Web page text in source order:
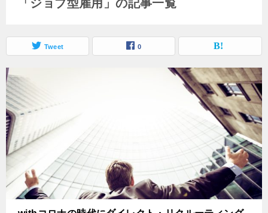
「ジョブ型雇用」の記事一覧
Tweet 0